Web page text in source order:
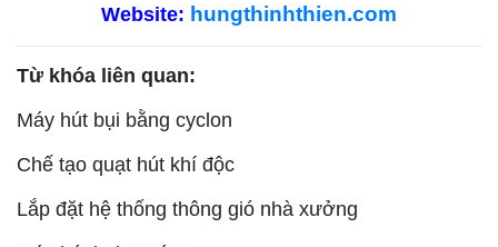
Website: hungthinhthien.com
Từ khóa liên quan:
Máy hút bụi bằng cyclon
Chế tạo quạt hút khí độc
Lắp đặt hệ thống thông gió nhà xưởng